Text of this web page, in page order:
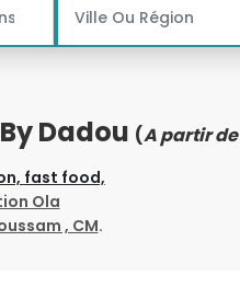
Dadou (A partir de
fast food,
Ola
, CM.